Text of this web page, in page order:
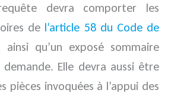
devra comporter les
de l’article 58 du Code de
ainsi qu’un exposé sommaire
Elle devra aussi être
pièces invoquées à l’appui des